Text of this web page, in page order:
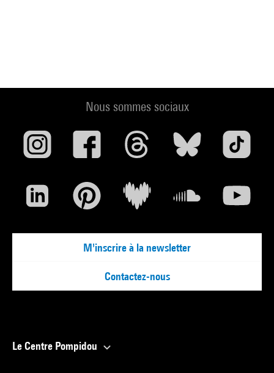
Nous sommes sociaux
M'inscrire à la newsletter
Contactez-nous
Le Centre Pompidou